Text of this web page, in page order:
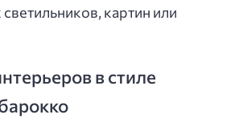
картин или
в стиле